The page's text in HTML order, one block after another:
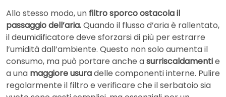
Allo stesso modo, un filtro sporco ostacola il
passaggio dell’aria.Quando il flusso d’aria è rallentato,
il deumidificatore deve sforzarsi di più per estrarre
l’umidità dall’ambiente. Questo non solo aumenta il
consumo, ma può portare anche asurriscaldamentie
a una maggiore usuradelle componenti interne. Pulire
regolarmente il filtro e verificare che il serbatoio sia